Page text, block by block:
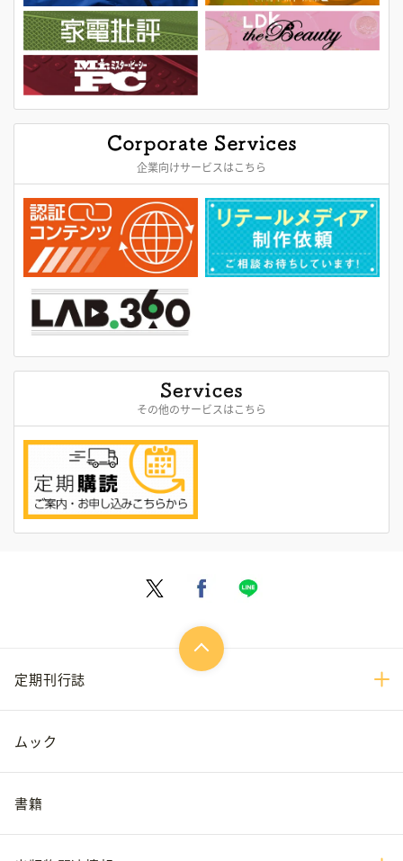
企業向けサービスはこちら
その他のサービスはこちら
定期刊行誌
ムック
書籍